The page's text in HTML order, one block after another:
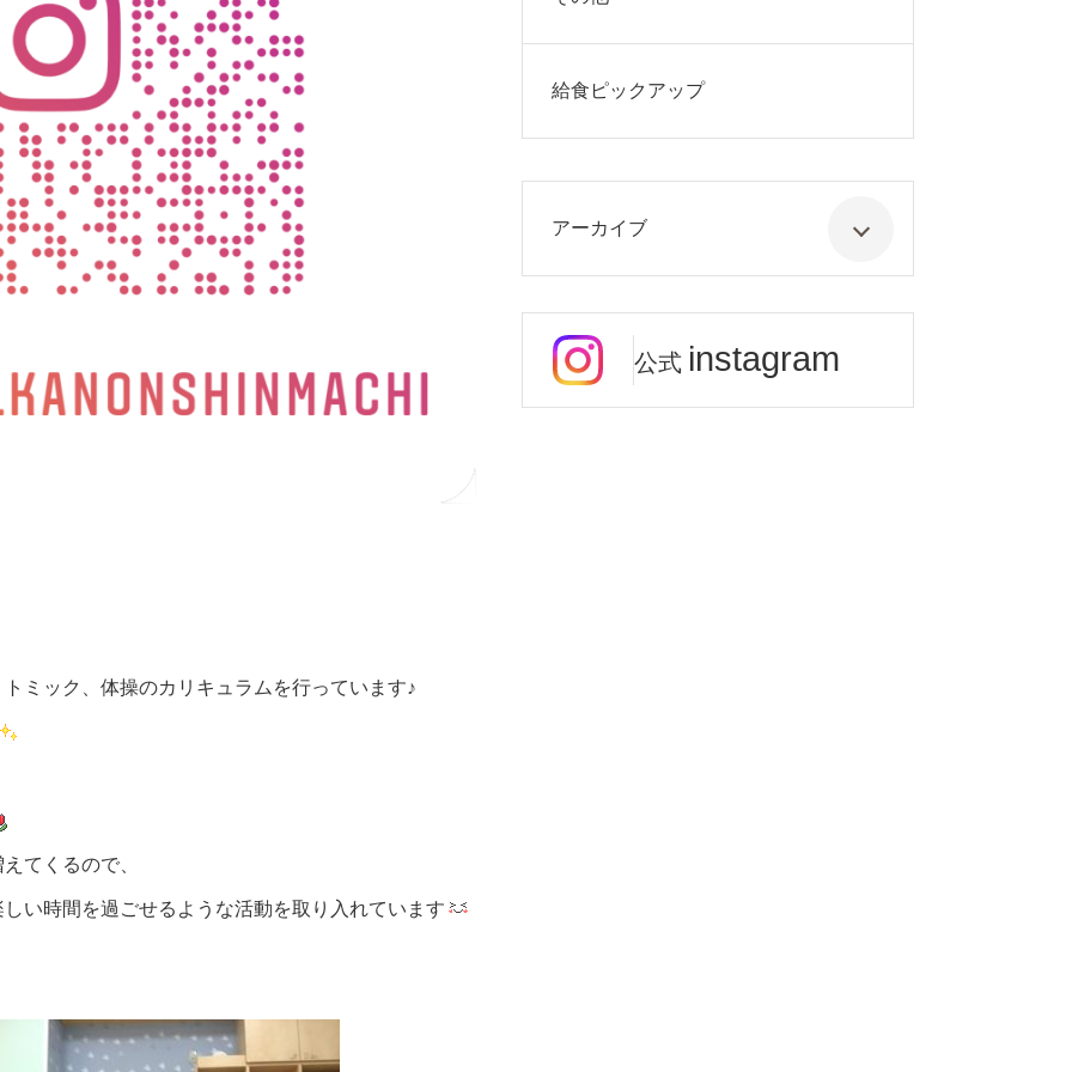
ミック、体操のカリキュラムを行っています♪
てくるので、
い時間を過ごせるような活動を取り入れています
給食ピックアップ
アーカイブ
公式 instagram